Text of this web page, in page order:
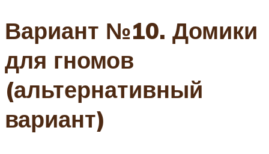
Вариант №10. Домики
для гномов
(альтернативный
вариант)